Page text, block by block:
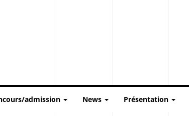
admission News Présentation